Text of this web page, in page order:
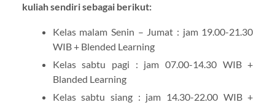
kuliah sendiri sebagai berikut:
Kelas malam Senin – Jumat : jam 19.00-21.30
WIB + Blended Learning
Kelas sabtu pagi : jam 07.00-14.30 WIB +
Blanded Learning
Kelas sabtu siang : jam 14.30-22.00 WIB +